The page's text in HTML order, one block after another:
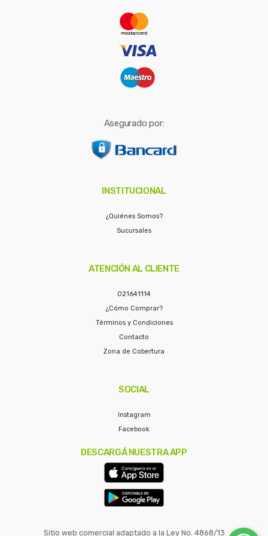
Asegurado por:
INSTITUCIONAL
¿Quiénes Somos?
Sucursales
ATENCIÓN AL CLIENTE
021641114
¿Cómo Comprar?
Términos y Condiciones
Contacto
Zona de Cobertura
SOCIAL
Instagram
Facebook
DESCARGÁ NUESTRA APP
Sitio web comercial adaptado a la Ley No. 4868/13